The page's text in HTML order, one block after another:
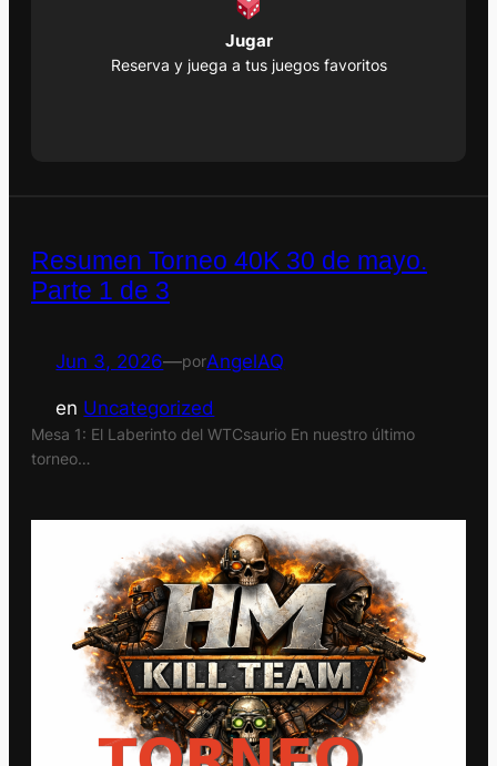
Jugar
Reserva y juega a tus juegos favoritos
Resumen Torneo 40K 30 de mayo.
Parte 1 de 3
Jun 3, 2026—porAngelAQ
en Uncategorized
Mesa 1: El Laberinto del WTCsaurio En nuestro último
torneo…